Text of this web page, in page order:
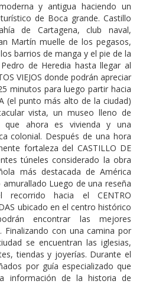
y antigua haciendo un
de Boca grande. Castillo
de Cartagena, club naval,
Martín muelle de los pegasos,
barrios de manga y el pie de la
de Heredia hasta llegar al
VIEJOS donde podrán apreciar
minutos para luego partir hacia
(el punto más alto de la ciudad)
vista, un museo lleno de
que ahora es vivienda y una
colonial. Después de una hora
fortaleza del CASTILLO DE
túneles considerado la obra
más destacada de América
Luego de una reseña
recorrido hacia el CENTRO
ubicado en el centro histórico
encontrar las mejores
Finalizando con una camina por
se encuentran las iglesias,
tiendas y joyerías. Durante el
por guía especializado que
información de la historia de